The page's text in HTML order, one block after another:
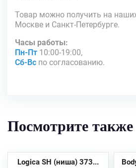
Товар можно получить на
Москве и Санкт-Петербурге.
Часы работы:
Пн-Пт 10:00-19:00,
Сб-Вс по согласованию.
Посмотрите также
Logica SH (ниша) 373...